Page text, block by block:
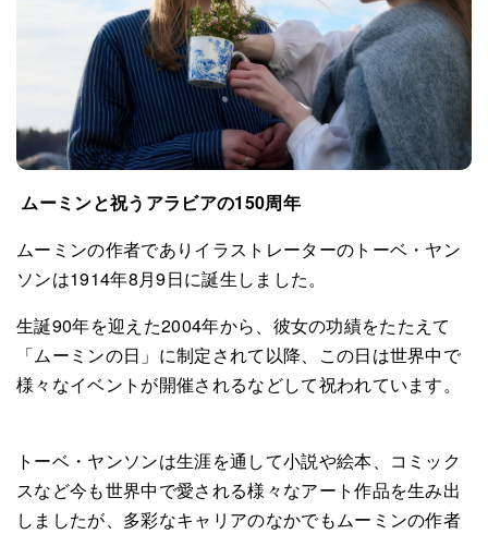
ムーミンと祝うアラビアの150周年
ムーミンの作者でありイラストレーターのトーベ・ヤン
ソンは1914年8月9日に誕生しました。
生誕90年を迎えた2004年から、彼女の功績をたたえて
「ムーミンの日」に制定されて以降、この日は世界中で
様々なイベントが開催されるなどして祝われています。
トーベ・ヤンソンは生涯を通して小説や絵本、コミック
スなど今も世界中で愛される様々なアート作品を生み出
しましたが、多彩なキャリアのなかでもムーミンの作者